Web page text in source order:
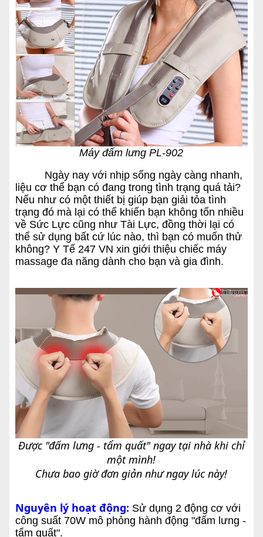
Máy đấm lưng PL-902
Ngày nay với nhịp sống ngày càng nhanh,
liệu cơ thể bạn có đang trong tình trạng quá tải?
Nếu như có một thiết bị giúp bạn giải tỏa tình
trạng đó mà lại có thể khiến bạn không tốn nhiều
về Sức Lực cũng như Tài Lực, đồng thời lại có
thể sử dụng bất cứ lúc nào, thì bạn có muốn thử
không? Y Tế 247 VN xin giới thiệu chiếc máy
massage đa năng dành cho bạn và gia đình.
Được "đấm lưng - tẩm quất" ngay tại nhà khi chỉ
một mình!
Chưa bao giờ đơn giản như ngay lúc này!
Nguyên lý hoạt động: Sử dụng 2 động cơ với
công suất 70W mô phỏng hành động "đấm lưng -
tẩm quất".